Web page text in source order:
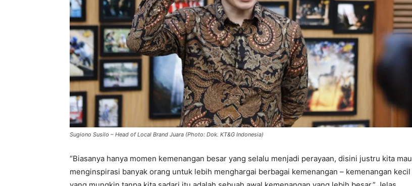
Sugiono Susilo – Head of Local Brand Juara (Photo: Dok. KT&G Indonesia)
“Biasanya hanya momen kemenangan besar yang selalu menjadi perayaan, disini justru kita mau
menginspirasi banyak orang untuk lebih menghargai berbagai kemenangan – kemenangan kecil